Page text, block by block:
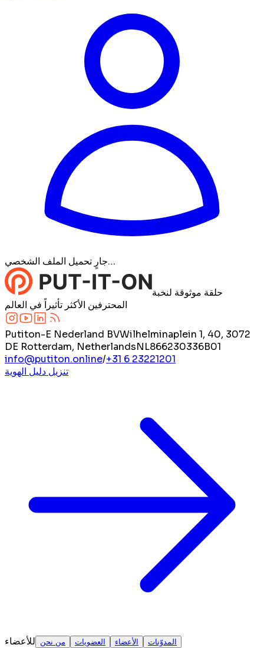
جارٍ تحميل الملف الشخصي…
حلقة موثوقة لنخبة
المحترفين الأكثر تأثيراً في العالم
Putiton-E Nederland BVWilhelminaplein 1, 40, 3072
DE Rotterdam, NetherlandsNL866230336B01
info@putiton.online/+31 6 23221201
تنزيل دليل الهوية
للأعضاء من نحن العضويات الأعضاء المدوّنات